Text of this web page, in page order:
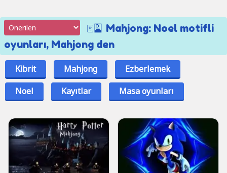
🀄🎴 Mahjong: Noel motifli
oyunları, Mahjong den
Kibrit Mahjong
Ezberlemek
Noel
Kayıtlar Masa oyunları